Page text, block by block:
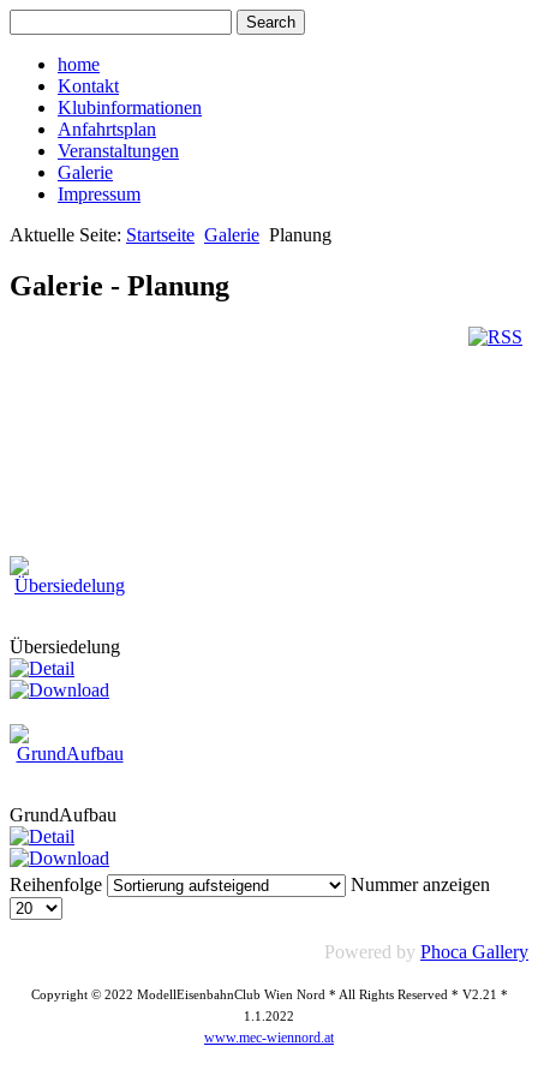
home
Kontakt
Klubinformationen
Anfahrtsplan
Veranstaltungen
Galerie
Impressum
Aktuelle Seite: Startseite Galerie Planung
Galerie - Planung
Übersiedelung
GrundAufbau
Reihenfolge Nummer anzeigen
Powered by Phoca Gallery
Copyright © 2022 ModellEisenbahnClub Wien Nord * All Rights Reserved * V2.21 *
1.1.2022
www.mec-wiennord.at